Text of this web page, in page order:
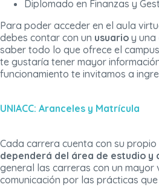
Diplomado en Finanzas y
Para poder acceder en el aula
debes contar con un usuario y una
saber todo lo que ofrece el
te gustaría tener mayor
funcionamiento te invitamos a
UNIACC: Aranceles y Matrícula
Cada carrera cuenta con su propio
dependerá del área de estudio y
general las carreras con un mayor
comunicación por las prácticas